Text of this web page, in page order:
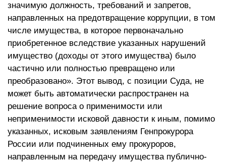
значимую должность, требований и запретов,
направленных на предотвращение коррупции, в том
числе имущества, в которое первоначально
приобретенное вследствие указанных нарушений
имущество (доходы от этого имущества) было
частично или полностью превращено или
преобразовано». Этот вывод, с позиции Суда, не
может быть автоматически распространен на
решение вопроса о применимости или
неприменимости исковой давности к иным, помимо
указанных, исковым заявлениям Генпрокурора
России или подчиненных ему прокуроров,
направленным на передачу имущества публично-